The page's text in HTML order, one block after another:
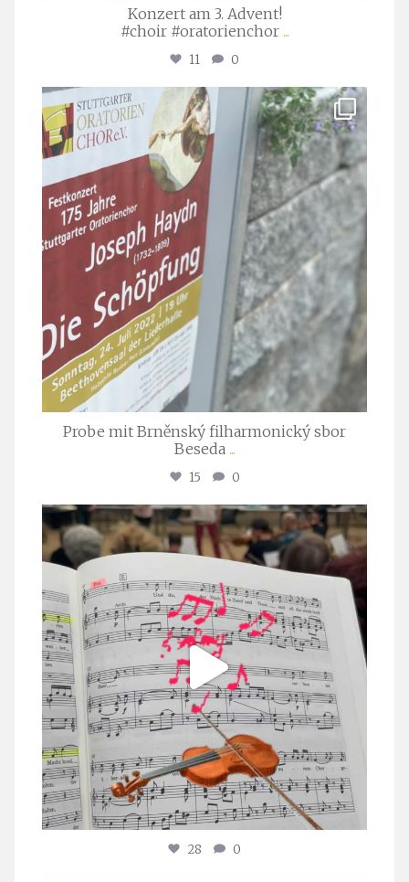
Konzert am 3. Advent!
#choir #oratorienchor ...
11 0
stuttgarter_oratorienchor
Juli 23
Probe mit Brněnský filharmonický sbor
Beseda ...
15 0
stuttgarter_oratorienchor
Juli 23
28 0